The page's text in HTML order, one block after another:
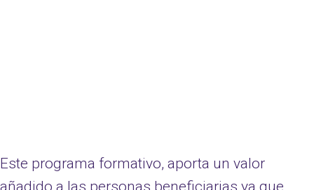
Este programa formativo, aporta un valor
añadido a las personas beneficiarias ya que